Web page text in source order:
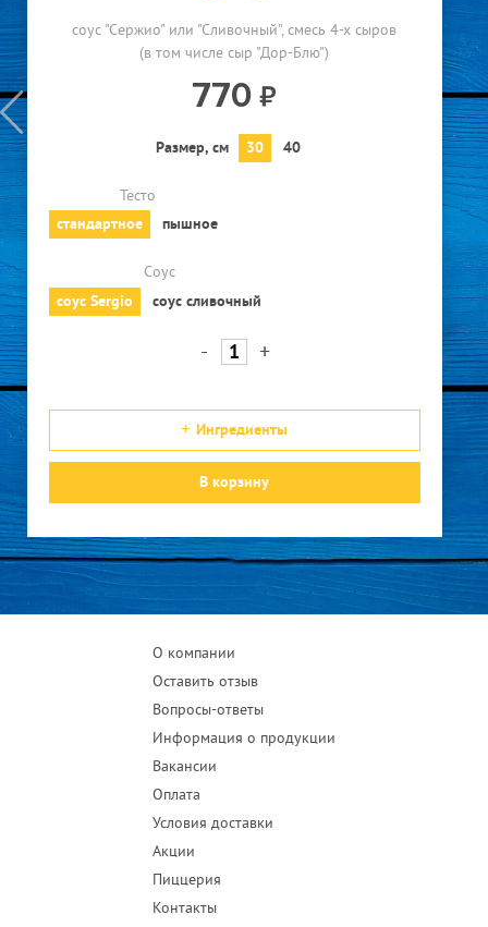
соус "Сержио" или "Сливочный" смесь 4-х сыров
(в том числе сыр "Дор-Блю")
770
Размер, см 30 40
Тесто
стандартное
пышное
Соус
соус Sergio
соус сливочный
- +
Ингредиенты
В корзину
О компании
Оставить отзыв
Вопросы-ответы
Информация о продукции
Вакансии
Оплата
Условия доставки
Акции
Пиццерия
Контакты